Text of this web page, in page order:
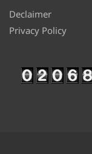
Declaimer
Privacy Policy